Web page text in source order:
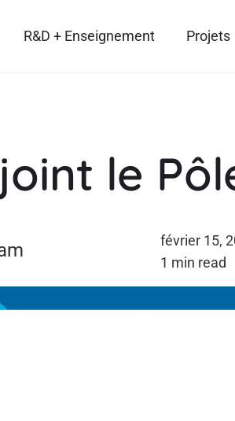
R&D + Enseignement Projets
le
février 15,
1 min read